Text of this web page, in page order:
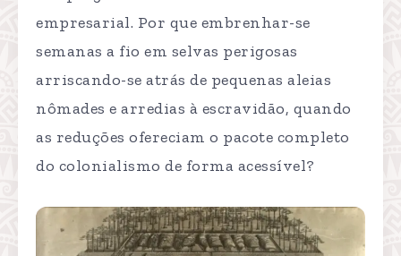
empresarial. Por que embrenhar-se
semanas a fio em selvas perigosas
arriscando-se atrás de pequenas aleias
nômades e arredias à escravidão, quando
as reduções ofereciam o pacote completo
do colonialismo de forma acessível?